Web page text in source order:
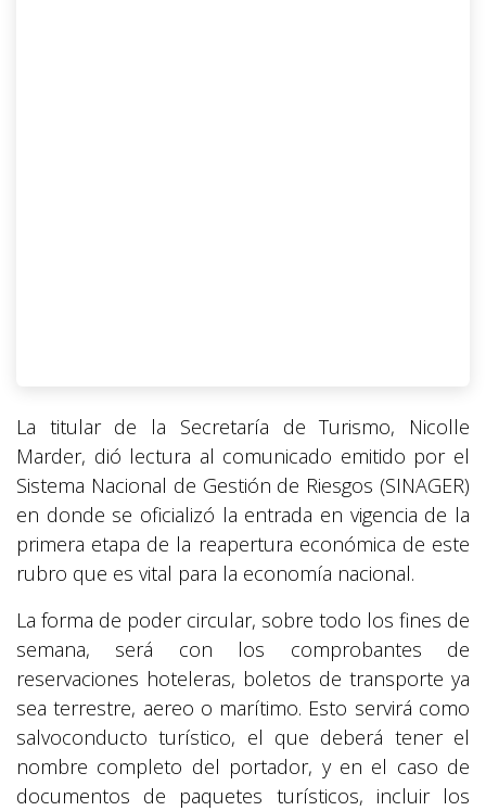
La titular de la Secretaría de Turismo, Nicolle
Marder, dió lectura al comunicado emitido por el
Sistema Nacional de Gestión de Riesgos (SINAGER)
en donde se oficializó la entrada en vigencia de la
primera etapa de la reapertura económica de este
rubro que es vital para la economía nacional.
La forma de poder circular, sobre todo los fines de
semana, será con los comprobantes de
reservaciones hoteleras, boletos de transporte ya
sea terrestre, aereo o marítimo. Esto servirá como
salvoconducto turístico, el que deberá tener el
nombre completo del portador, y en el caso de
documentos de paquetes turísticos, incluir los